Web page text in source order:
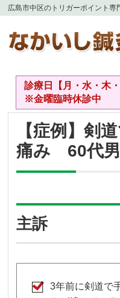
広島市中区のトリガーポイント専
診療日【月・水・木
※金曜臨時休診中
【症例】剣
痛み 60代
主訴
3年前に剣道で